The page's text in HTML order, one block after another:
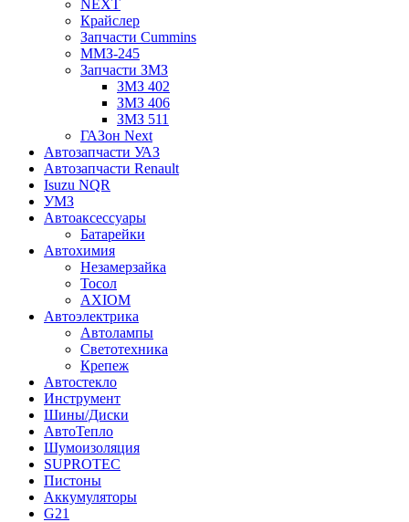
NEXT
Крайслер
Запчасти Cummins
ММЗ-245
Запчасти ЗМЗ
ЗМЗ 402
ЗМЗ 406
ЗМЗ 511
ГАЗон Next
Автозапчасти УАЗ
Автозапчасти Renault
Isuzu NQR
УМЗ
Автоаксессуары
Батарейки
Автохимия
Незамерзайка
Тосол
AXIOM
Автоэлектрика
Автолампы
Светотехника
Крепеж
Автостекло
Инструмент
Шины/Диски
АвтоТепло
Шумоизоляция
SUPROTEC
Пистоны
Аккумуляторы
G21